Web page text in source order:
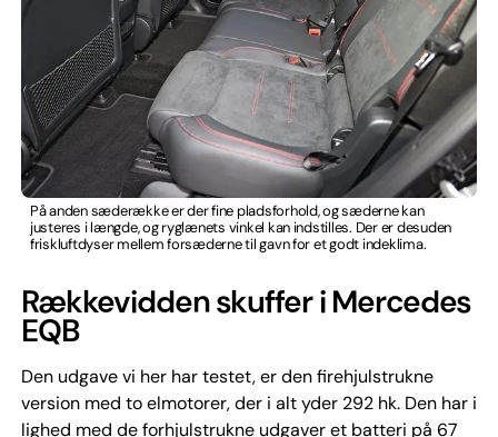
På anden sæderække er der fine pladsforhold, og sæderne kan
justeres i længde, og ryglænets vinkel kan indstilles. Der er desuden
friskluftdyser mellem forsæderne til gavn for et godt indeklima.
Rækkevidden skuffer i Mercedes
EQB
Den udgave vi her har testet, er den firehjulstrukne
version med to elmotorer, der i alt yder 292 hk. Den har i
lighed med de forhjulstrukne udgaver et batteri på 67